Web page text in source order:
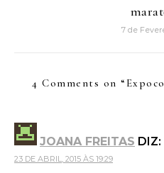
7 de
4 Comments on “
JOANA FREITAS DIZ:
23 DE ABRIL, 2015 ÀS 19:29